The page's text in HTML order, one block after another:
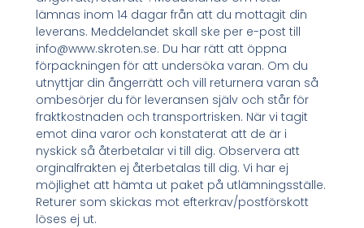
lämnas inom 14 dagar från att du mottagit din
leverans. Meddelandet skall ske per e-post till
info@www.skroten.se. Du har rätt att öppna
förpackningen för att undersöka varan. Om du
utnyttjar din ångerrätt och vill returnera varan så
ombesörjer du för leveransen själv och står för
fraktkostnaden och transportrisken. När vi tagit
emot dina varor och konstaterat att de är i
nyskick så återbetalar vi till dig. Observera att
orginalfrakten ej återbetalas till dig. Vi har ej
möjlighet att hämta ut paket på utlämningsställe.
Returer som skickas mot efterkrav/postförskott
löses ej ut.